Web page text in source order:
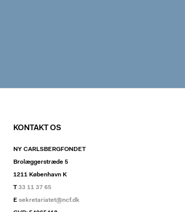
KONTAKT OS
NY CARLSBERGFONDET
Brolæggerstræde 5
1211 København K
T33 11 37 65
E sekretariatet@ncf.dk